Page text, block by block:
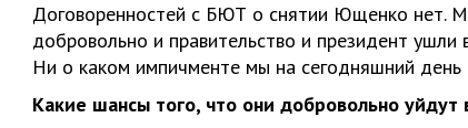
Договоренностей с БЮТ о снятии Ющенко нет.
добровольно и правительство и президент
Ни о каком импичменте мы на сегодняшний день
Какие шансы того, что они добровольно уйдут